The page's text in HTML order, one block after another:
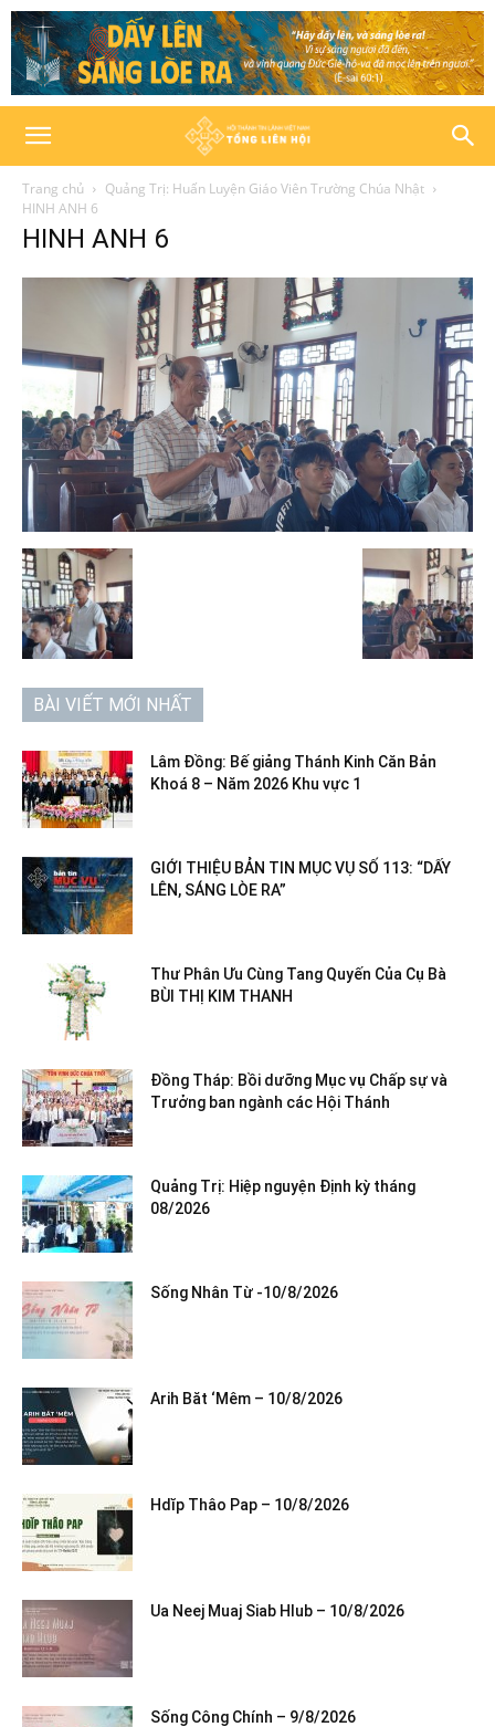
Trang chủ
Quảng Trị: Huấn Luyện Giáo Viên Trường Chúa Nhật
HINH ANH 6
HINH ANH 6
BÀI VIẾT MỚI NHẤT
Lâm Đồng: Bế giảng Thánh Kinh Căn Bản
Khoá 8 – Năm 2026 Khu vực 1
GIỚI THIỆU BẢN TIN MỤC VỤ SỐ 113: “DẤY
LÊN, SÁNG LÒE RA”
Thư Phân Ưu Cùng Tang Quyến Của Cụ Bà
BÙI THỊ KIM THANH
Đồng Tháp: Bồi dưỡng Mục vụ Chấp sự và
Trưởng ban ngành các Hội Thánh
Quảng Trị: Hiệp nguyện Định kỳ tháng
08/2026
Sống Nhân Từ -10/8/2026
Arih Băt ‘Mêm – 10/8/2026
Hdĭp Thâo Pap – 10/8/2026
Ua Neej Muaj Siab Hlub – 10/8/2026
Sống Công Chính – 9/8/2026